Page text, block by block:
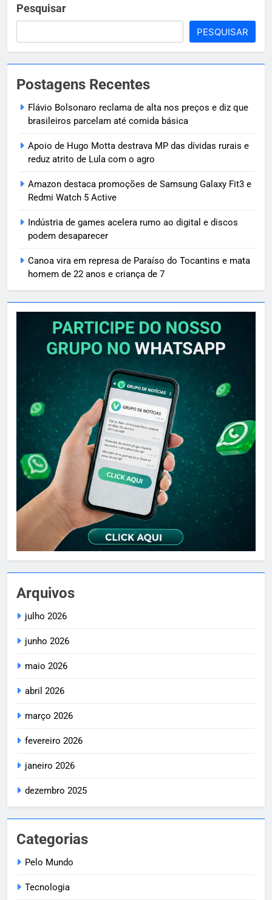
Pesquisar
PESQUISAR
Postagens Recentes
Flávio Bolsonaro reclama de alta nos preços e diz que
brasileiros parcelam até comida básica
Apoio de Hugo Motta destrava MP das dívidas rurais e
reduz atrito de Lula com o agro
Amazon destaca promoções de Samsung Galaxy Fit3 e
Redmi Watch 5 Active
Indústria de games acelera rumo ao digital e discos
podem desaparecer
Canoa vira em represa de Paraíso do Tocantins e mata
homem de 22 anos e criança de 7
Arquivos
julho 2026
junho 2026
maio 2026
abril 2026
março 2026
fevereiro 2026
janeiro 2026
dezembro 2025
Categorias
Pelo Mundo
Tecnologia